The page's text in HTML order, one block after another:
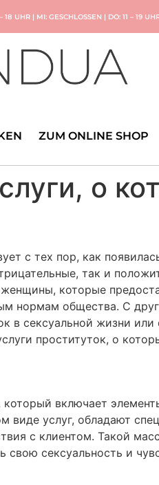
18 UHR | MI: GESCHLOSSEN | DO: 11 – 19
ZUM ONLINE SHOP
о
с тех пор, как
так и
которые
нормам общества. С
в сексуальной жизни
проституток, о
включает
виде услуг, обладают
с клиентом. Такой
свою сексуальность и